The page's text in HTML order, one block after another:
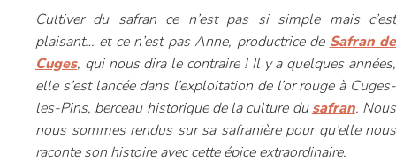
Cultiver du safran ce n’est pas si simple mais c’est
plaisant… et ce n’est pas Anne, productrice de Safran de
Cuges, qui nous dira le contraire ! Il y a quelques années,
elle s’est lancée dans l’exploitation de l’or rouge à Cuges-
les-Pins, berceau historique de la culture dusafran. Nous
nous sommes rendus sur sa safranière pour qu’elle nous
raconte son histoire avec cette épice extraordinaire.